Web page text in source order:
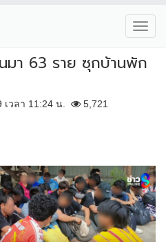
มา 63 ราย ซุกบ้านพัก
เวลา 11:24 น. 5,721